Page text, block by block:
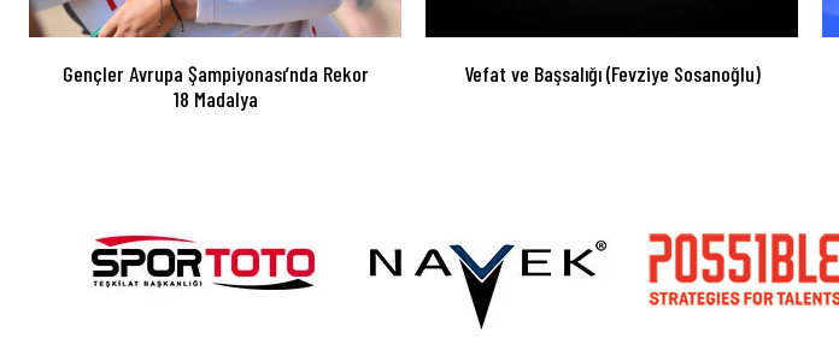
Gençler Avrupa Şampiyonası’nda Rekor
18 Madalya
Vefat ve Başsalığı (Fevziye Sosanoğlu)